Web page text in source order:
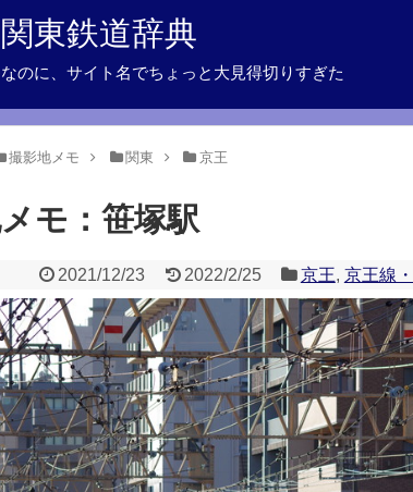
東鉄道辞典
のに、サイト名でちょっと大見得切りすぎた
撮影地メモ 関東 京王
モ：笹塚駅
2021/12/23 2022/2/25 京王, 京王線